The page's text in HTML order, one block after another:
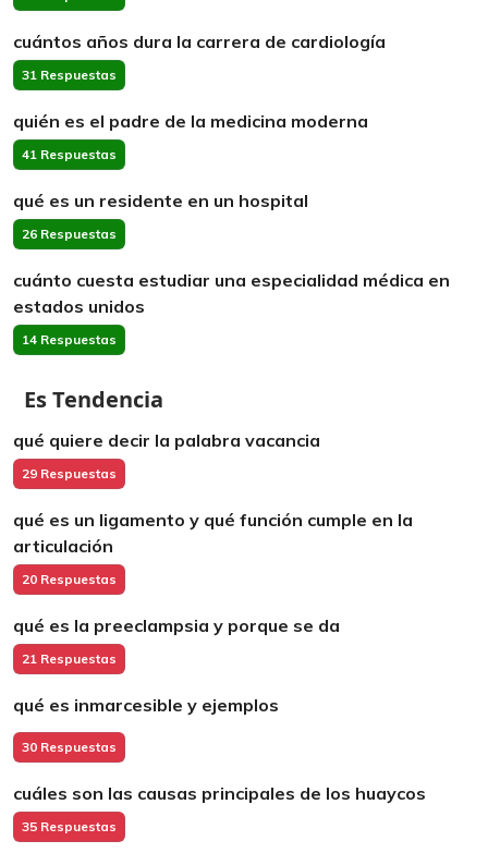
cuántos años dura la carrera de cardiología
31 Respuestas
quién es el padre de la medicina moderna
41 Respuestas
qué es un residente en un hospital
26 Respuestas
cuánto cuesta estudiar una especialidad médica en
estados unidos
14 Respuestas
Es Tendencia
qué quiere decir la palabra vacancia
29 Respuestas
qué es un ligamento y qué función cumple en la
articulación
20 Respuestas
qué es la preeclampsia y porque se da
21 Respuestas
qué es inmarcesible y ejemplos
30 Respuestas
cuáles son las causas principales de los huaycos
35 Respuestas